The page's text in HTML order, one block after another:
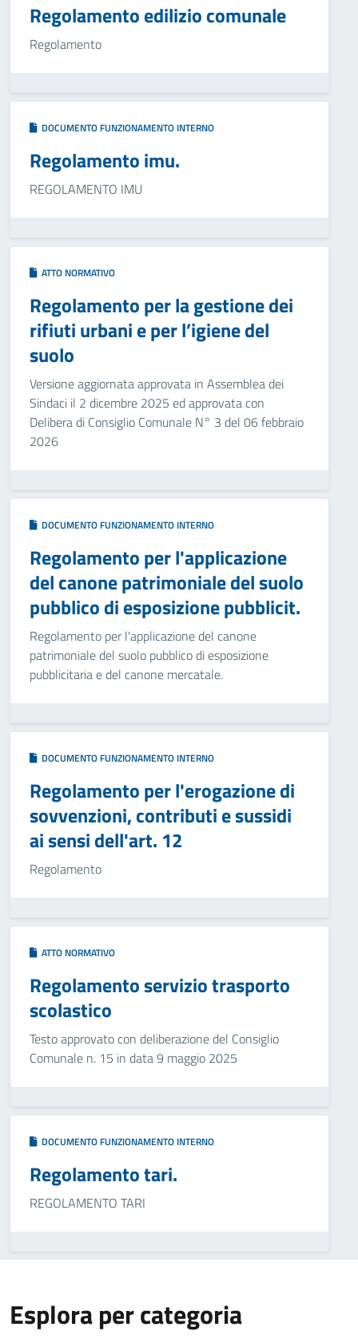
Regolamento edilizio comunale
Regolamento
DOCUMENTO FUNZIONAMENTO INTERNO
Regolamento imu.
REGOLAMENTO IMU
ATTO NORMATIVO
Regolamento per la gestione dei
rifiuti urbani e per l’igiene del
suolo
Versione aggiornata approvata in Assemblea dei
Sindaci il 2 dicembre 2025 ed approvata con
Delibera di Consiglio Comunale N° 3 del 06 febbraio
2026
DOCUMENTO FUNZIONAMENTO INTERNO
Regolamento per l'applicazione
del canone patrimoniale del suolo
pubblico di esposizione pubblicit.
Regolamento per l'applicazione del canone
patrimoniale del suolo pubblico di esposizione
pubblicitaria e del canone mercatale.
DOCUMENTO FUNZIONAMENTO INTERNO
Regolamento per l'erogazione di
sovvenzioni, contributi e sussidi
ai sensi dell'art. 12
Regolamento
ATTO NORMATIVO
Regolamento servizio trasporto
scolastico
Testo approvato con deliberazione del Consiglio
Comunale n. 15 in data 9 maggio 2025
DOCUMENTO FUNZIONAMENTO INTERNO
Regolamento tari.
REGOLAMENTO TARI
Esplora per categoria